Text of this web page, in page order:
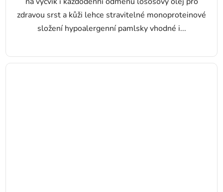
zdravou srst a kůži lehce stravitelné monoproteinové
složení hypoalergenní pamlsky vhodné i...